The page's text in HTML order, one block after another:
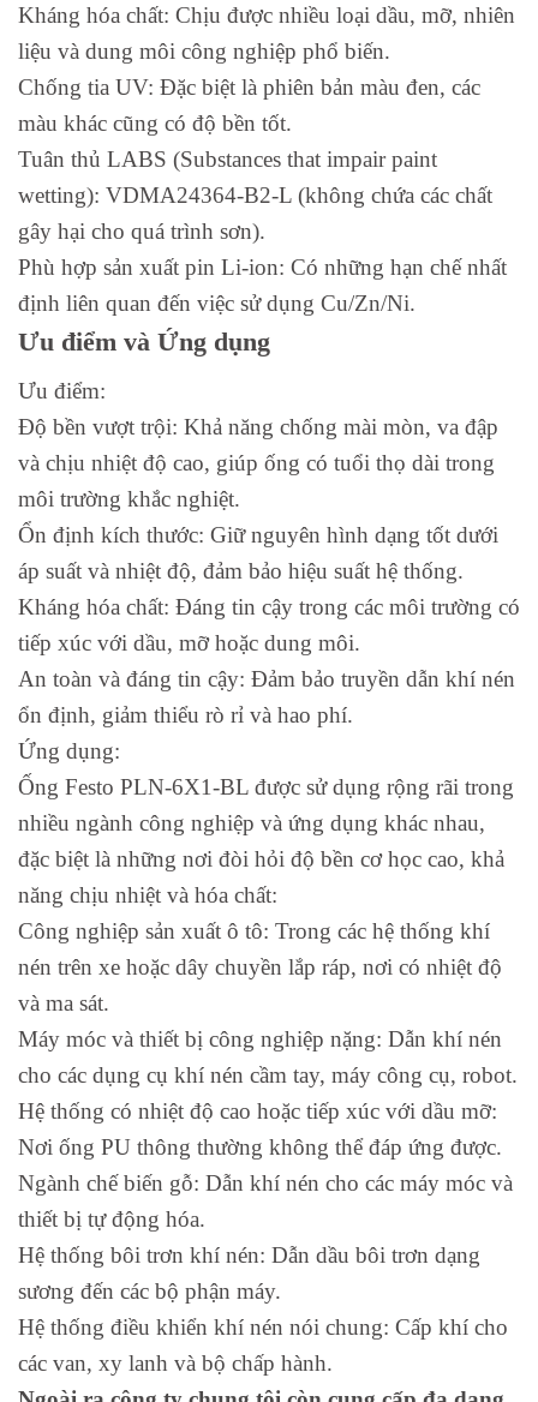
Kháng hóa chất: Chịu được nhiều loại dầu, mỡ, nhiên
liệu và dung môi công nghiệp phổ biến.
Chống tia UV: Đặc biệt là phiên bản màu đen, các
màu khác cũng có độ bền tốt.
Tuân thủ LABS (Substances that impair paint
wetting): VDMA24364-B2-L (không chứa các chất
gây hại cho quá trình sơn).
Phù hợp sản xuất pin Li-ion: Có những hạn chế nhất
định liên quan đến việc sử dụng Cu/Zn/Ni.
Ưu điểm và Ứng dụng
Ưu điểm:
Độ bền vượt trội: Khả năng chống mài mòn, va đập
và chịu nhiệt độ cao, giúp ống có tuổi thọ dài trong
môi trường khắc nghiệt.
Ổn định kích thước: Giữ nguyên hình dạng tốt dưới
áp suất và nhiệt độ, đảm bảo hiệu suất hệ thống.
Kháng hóa chất: Đáng tin cậy trong các môi trường có
tiếp xúc với dầu, mỡ hoặc dung môi.
An toàn và đáng tin cậy: Đảm bảo truyền dẫn khí nén
ổn định, giảm thiểu rò rỉ và hao phí.
Ứng dụng:
Ống Festo PLN-6X1-BL được sử dụng rộng rãi trong
nhiều ngành công nghiệp và ứng dụng khác nhau,
đặc biệt là những nơi đòi hỏi độ bền cơ học cao, khả
năng chịu nhiệt và hóa chất:
Công nghiệp sản xuất ô tô: Trong các hệ thống khí
nén trên xe hoặc dây chuyền lắp ráp, nơi có nhiệt độ
và ma sát.
Máy móc và thiết bị công nghiệp nặng: Dẫn khí nén
cho các dụng cụ khí nén cầm tay, máy công cụ, robot.
Hệ thống có nhiệt độ cao hoặc tiếp xúc với dầu mỡ:
Nơi ống PU thông thường không thể đáp ứng được.
Ngành chế biến gỗ: Dẫn khí nén cho các máy móc và
thiết bị tự động hóa.
Hệ thống bôi trơn khí nén: Dẫn dầu bôi trơn dạng
sương đến các bộ phận máy.
Hệ thống điều khiển khí nén nói chung: Cấp khí cho
các van, xy lanh và bộ chấp hành.